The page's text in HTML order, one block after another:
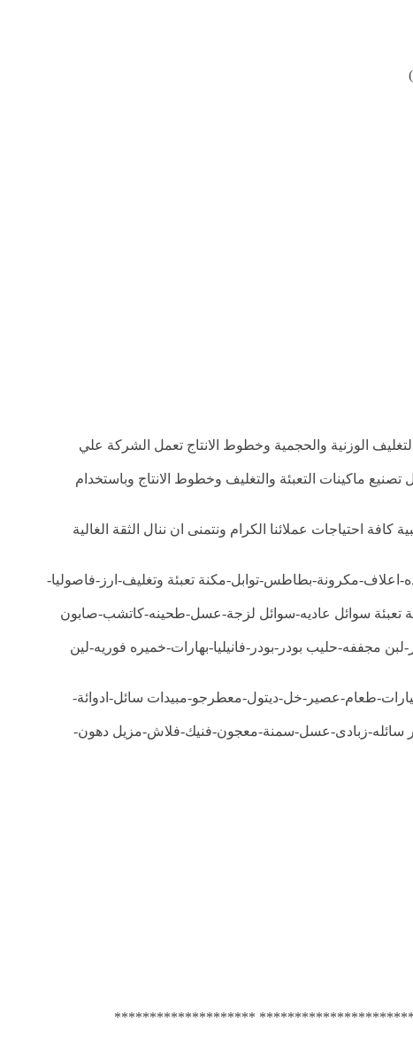
الوزنية والحجمية وخطوط الانتاج تعمل الشركة علي
ماكينات التعبئة والتغليف وخطوط الانتاج وباستخدام
احتياجات عملائنا الكرام ونتمنى ان ننال الثقة الغالية
مكرونة-بطاطس-توابل-مكنة تعبئة وتغليف-ارز-فاصوليا-
تعبئة سوائل عاديه-سوائل لزجة-عسل-طحينه-كاتشب-صابون
مجففه-حليب بودر-بودر-فانيليا-بهارات-خميره فوريه-لين
طعام-عصير-خل-ديتول-معطرجو-مبيدات سائل-ادوائة-
سائله-زبادى-عسل-سمنة-معجون-فنيك-فلاش-مزيل دهون-
********************